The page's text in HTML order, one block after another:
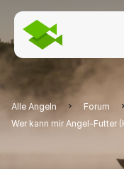
Alle Angeln Forum
Wer kann mir Angel-Futter